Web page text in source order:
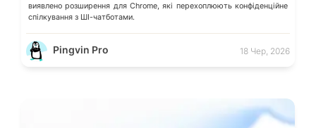
виявлено розширення для Chrome, які перехоплюють конфіденційне
спілкування з ШІ-чатботами.
Pingvin Pro 18 Чер, 2026